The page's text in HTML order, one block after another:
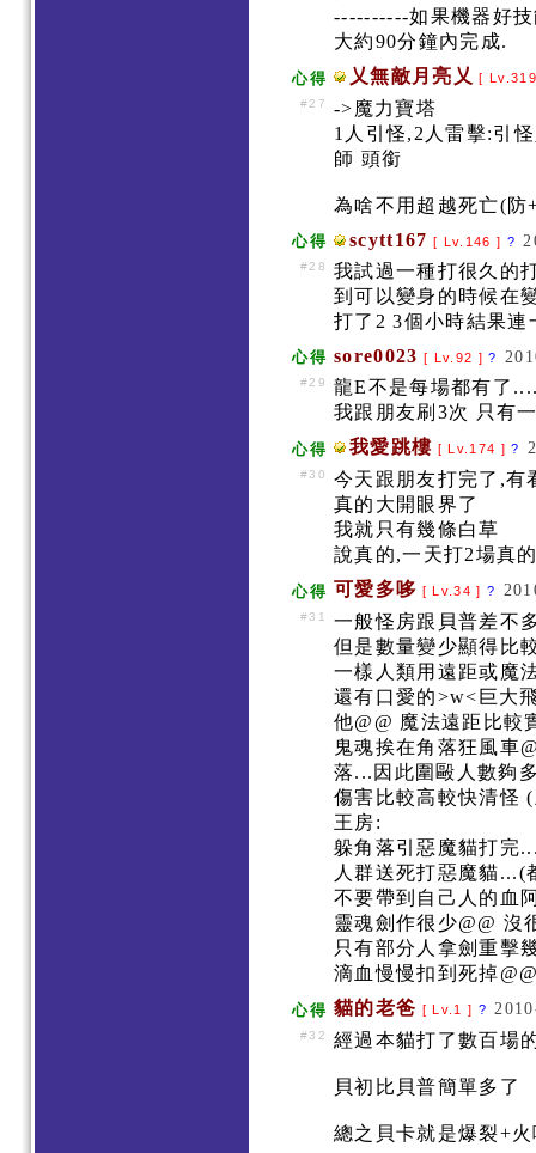
----------如果機器好
大約90分鐘內完成.
心得 乂無敵月亮乂 [
#27
->魔力寶塔
1人引怪,2人雷擊:引
師 頭銜
為啥不用超越死亡(防
心得 scytt167 [ Lv.146 ] ?
#28
我試過一種打很久的
到可以變身的時候在
打了2 3個小時結果連
心得 sore0023 [ Lv.92 ]?
#29
龍E不是每場都有了
我跟朋友刷3次 只有
心得 我愛跳樓 [ Lv.174 ]?
#30
今天跟朋友打完了,
真的大開眼界了
我就只有幾條白草
說真的,一天打2場真
心得 可愛多哆 [ Lv.34 ]?
#31
一般怪房跟貝普差
但是數量變少顯得比
一樣人類用遠距或魔
還有口愛的>w<巨大
他@@ 魔法遠距比較
鬼魂挨在角落狂風車
落...因此圍毆人數夠
傷害比較高較快清怪
王房:
躲角落引惡魔貓打完
人群送死打惡魔貓...(
不要帶到自己人的血
靈魂劍作很少@@ 沒
只有部分人拿劍重擊
滴血慢慢扣到死掉
心得 貓的老爸 [ Lv.1 ] ?
#32 經過本貓打了數百場
貝初比貝普簡單多了
總之貝卡就是爆裂+